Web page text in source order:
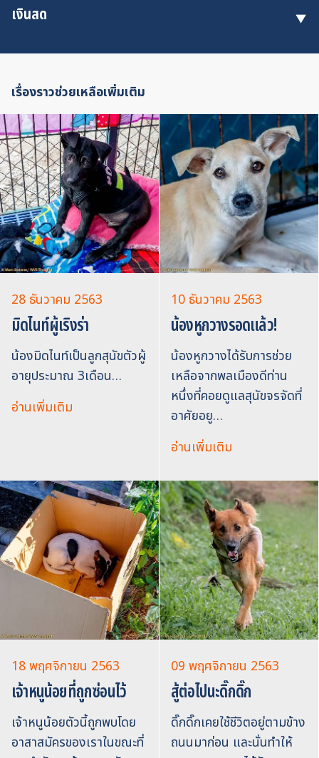
เงินสด
เรื่องราวช่วยเหลือเพิ่มเติม
28 ธันวาคม 2563
มิดไนท์ผู้เริงร่า
น้องมิดไนท์เป็นลูกสุนัขตัวผู้
อายุประมาณ 3เดือน…
อ่านเพิ่มเติม
10 ธันวาคม 2563
น้องหูกวางรอดแล้ว!
น้องหูกวางได้รับการช่วย
เหลือจากพลเมืองดีท่าน
หนึ่งที่คอยดูแลสุนัขจรจัดที่
อาศัยอยู…
อ่านเพิ่มเติม
18 พฤศจิกายน 2563
เจ้าหนูน้อยที่ถูกซ่อนไว้
เจ้าหนูน้อยตัวนี้ถูกพบโดย
อาสาสมัครของเราในขณะที่
09 พฤศจิกายน 2563
สู้ต่อไปนะดิ๊กดิ๊ก
ดิ๊กดิ๊กเคยใช้ชีวิตอยู่ตามข้าง
ถนนมาก่อน และนั่นทำให้